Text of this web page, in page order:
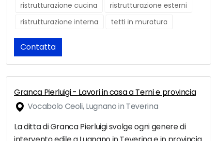
ristrutturazione cucina
ristrutturazione esterni
ristrutturazione interna
tetti in muratura
Contatta
Granca Pierluigi - Lavori in casa a Terni e provincia
Vocabolo Ceoli, Lugnano in Teverina
La ditta di Granca Pierluigi svolge ogni genere di